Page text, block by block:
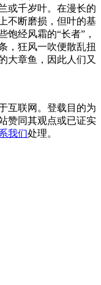
或千岁叶。在漫长的
不断磨损，但叶的基
经风霜的“长者”，
，狂风一吹便散乱扭
大章鱼，因此人们又
互联网。登载目的为
赞同其观点或已证实
我们处理。